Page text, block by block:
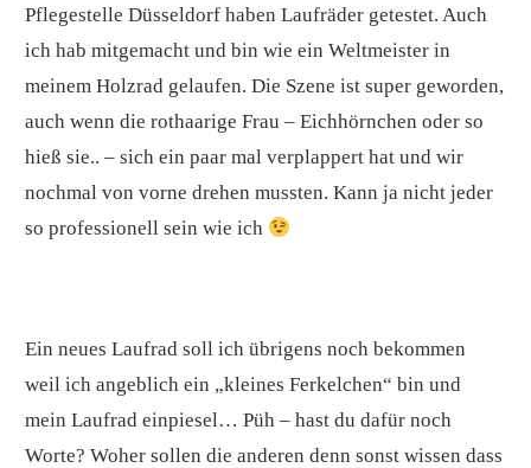
Pflegestelle Düsseldorf haben Laufräder getestet. Auch
ich hab mitgemacht und bin wie ein Weltmeister in
meinem Holzrad gelaufen. Die Szene ist super geworden,
auch wenn die rothaarige Frau – Eichhörnchen oder so
hieß sie.. – sich ein paar mal verplappert hat und wir
nochmal von vorne drehen mussten. Kann ja nicht jeder
so professionell sein wie ich
Ein neues Laufrad soll ich übrigens noch bekommen
weil ich angeblich ein „kleines Ferkelchen“ bin und
mein Laufrad einpiesel… Püh – hast du dafür noch
Worte? Woher sollen die anderen denn sonst wissen dass